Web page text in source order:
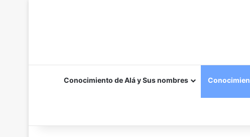
Conocimiento de Alá y Sus nombres